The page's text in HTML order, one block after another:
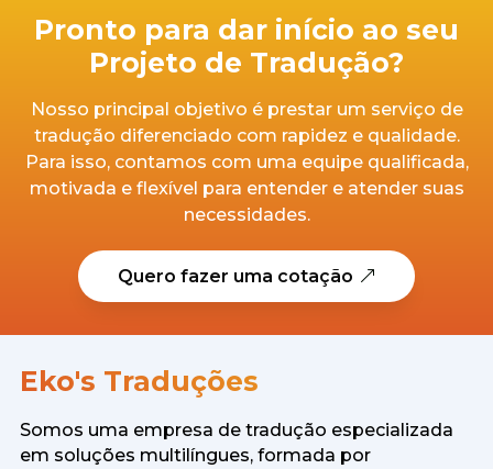
Pronto para dar início ao seu
Projeto de Tradução?
Nosso principal objetivo é prestar um serviço de
tradução diferenciado com rapidez e qualidade.
Para isso, contamos com uma equipe qualificada,
motivada e flexível para entender e atender suas
necessidades.
Quero fazer uma cotação
Eko's Traduções
Somos uma empresa de tradução especializada
em soluções multilíngues, formada por